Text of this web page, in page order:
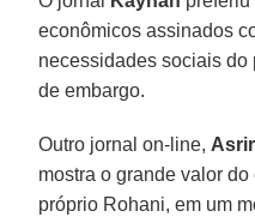
econômicos assinados
necessidades sociais
de embargo.
Outro jornal on-line,
mostra o grande valor
próprio Rohani, em um